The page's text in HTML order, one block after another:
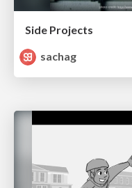
Side Projects
sachag